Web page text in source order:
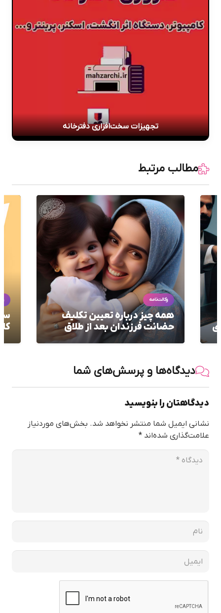
تجهیزات سخت‌افزاری دفترخانه
مطالب مرتبط
وکالت‌نامه
سند وکالت تام‌الاختیار و جامع و
کلی
دیدگاه‌ها و پرسش‌های شما
دیدگاهتان را بنویسید
نشانی ایمیل شما منتشر نخواهد شد. بخش‌های موردنیاز
علامت‌گذاری شده‌اند *